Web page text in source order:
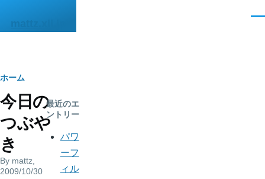
mattz.xii.jp
パ
ン
く
ず
ホーム
今日の
つぶや
き
By mattz
2009/10/30
最近のエ
ントリー
パワ
ーフ
ィル